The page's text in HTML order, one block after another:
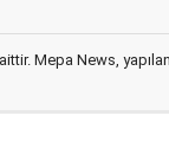
Mepa News,